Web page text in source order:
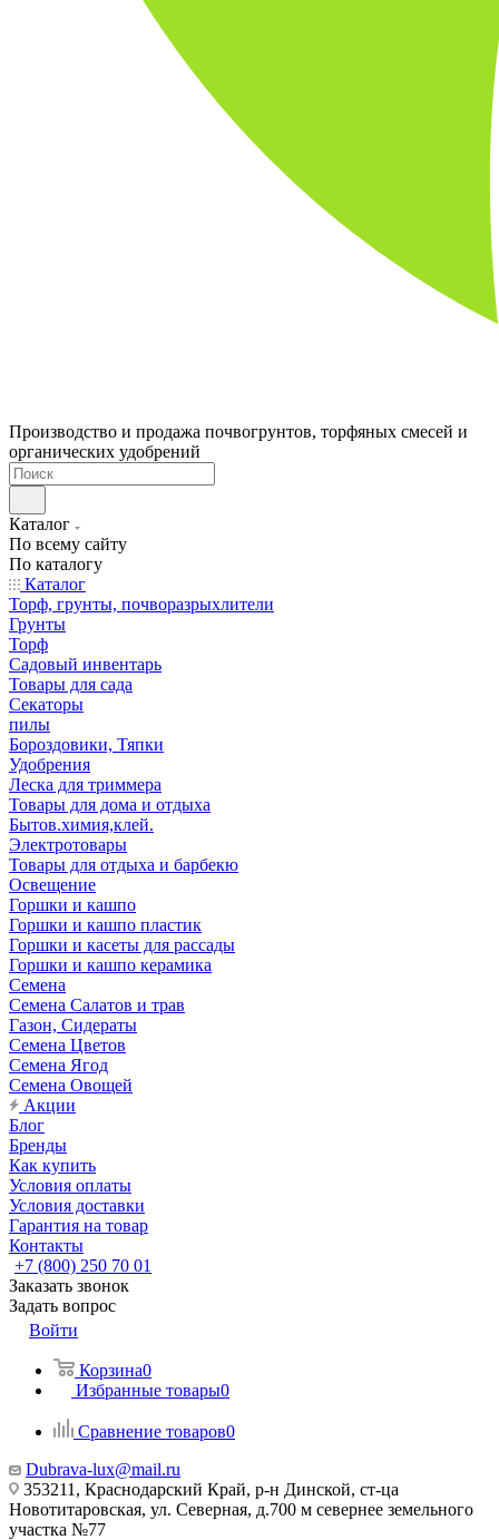
Производство и продажа почвогрунтов, торфяных смесей и
органических удобрений
Каталог
По всему сайту
По каталогу
Каталог
Торф, грунты, почворазрыхлители
Грунты
Торф
Садовый инвентарь
Товары для сада
Секаторы
пилы
Бороздовики, Тяпки
Удобрения
Леска для триммера
Товары для дома и отдыха
Бытов.химия,клей.
Электротовары
Товары для отдыха и барбекю
Освещение
Горшки и кашпо
Горшки и кашпо пластик
Горшки и касеты для рассады
Горшки и кашпо керамика
Семена
Семена Салатов и трав
Газон, Сидераты
Семена Цветов
Семена Ягод
Семена Овощей
Акции
Блог
Бренды
Как купить
Условия оплаты
Условия доставки
Гарантия на товар
Контакты
+7 (800) 250 70 01
Заказать звонок
Задать вопрос
Войти
Корзина0
Избранные товары0
Сравнение товаров0
Dubrava-lux@mail.ru
353211, Краснодарский Край, р-н Динской, ст-ца
Новотитаровская, ул. Северная, д.700 м севернее земельного
участка №77